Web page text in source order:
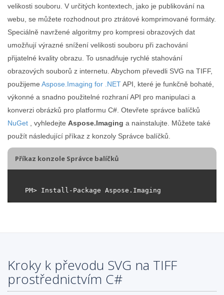
velikosti souboru. V určitých kontextech, jako je publikování na
webu, se můžete rozhodnout pro ztrátové komprimované formáty.
Speciálně navržené algoritmy pro kompresi obrazových dat
umožňují výrazné snížení velikosti souboru při zachování
přijatelné kvality obrazu. To usnadňuje rychlé stahování
obrazových souborů z internetu. Abychom převedli SVG na TIFF,
použijeme Aspose.Imaging for .NETAPI, které je funkčně bohaté,
výkonné a snadno použitelné rozhraní API pro manipulaci a
konverzi obrázků pro platformu C#. Otevřete správce balíčků
NuGet , vyhledejte Aspose.Imaging a nainstalujte. Můžete také
použít následující příkaz z konzoly Správce balíčků.
Příkaz konzole Správce balíčků
Kroky k převodu SVG na TIFF
prostřednictvím C#